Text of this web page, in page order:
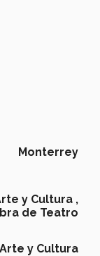
Monterrey
y Cultura ,
de Teatro
Arte y Cultura